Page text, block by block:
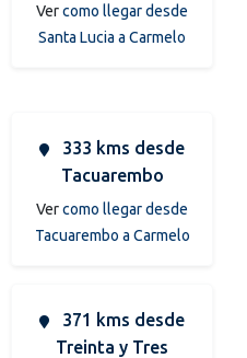
Vercomo llegar desde
Santa Lucia a Carmelo
333 kms desde
Tacuarembo
Vercomo llegar desde
Tacuarembo a Carmelo
371 kms desde
Treinta y Tres